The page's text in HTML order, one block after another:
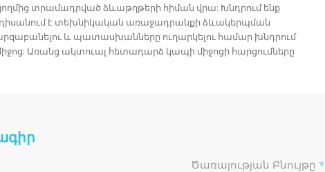
տրամադրված ձևաթղթերի հիման վրա: Խնդրում ենք
է տեխնիկական առաջադրանքի ձևակերպման
և պատասխանները ուղարկելու համար խնդրում
Առանց ակտուալ հետադարձ կապի միջոցի հարցումները
Ծառայության Բնույթը*